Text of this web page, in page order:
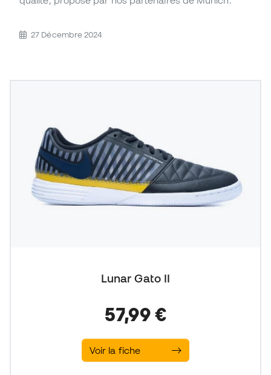
27 Décembre 2024
Lunar Gato II
57,99 €
Voir la fiche